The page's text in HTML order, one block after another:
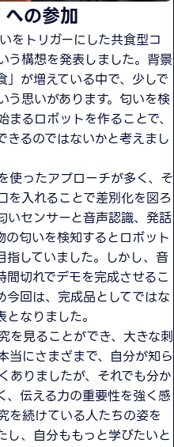
の参加
をトリガーにした共食型コ
う構想を発表しました。背景
が増えている中で、少しで
う思いがあります。匂いを検
るロボットを作ることで、
るのではないかと考えまし
使ったアプローチが多く、そ
を入れることで差別化を図ろ
いセンサーと音声認識、発話
匂いを検知するとロボット
していました。しかし、音
切れでデモを完成させるこ
今回は、完成品としてではな
なりました。
を見ることができ、大きな刺
当にさまざまで、自分が知ら
ありましたが、それでも分か
、伝える力の重要性を強く感
を続けている人たちの姿を
し、自分ももっと学びたいと